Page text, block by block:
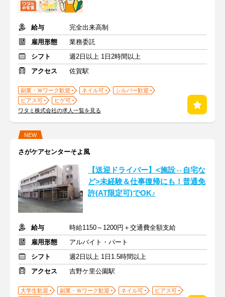
給与
完全出来高制
雇用形態
業務委託
シフト
週2日以上 1日2時間以上
アクセス
佐賀駅
副業・Ｗワーク歓迎 ネイル可
シルバー歓迎
ピアス可
ヒゲ可
ワタミ株式会社の求人一覧を見る
NEW
さがケアセンターそよ風
【送迎ドライバー】<施設⇔自宅な
ど>未経験＆仕事復帰にも！普通免
許(AT限定可)でOK♪
給与
時給1150～1200円＋交通費全額支給
雇用形態
アルバイト・パート
シフト
週2日以上 1日1.5時間以上
アクセス
吉野ケ里公園駅
大学生歓迎 副業・Ｗワーク歓迎 ネイル可
ピアス可